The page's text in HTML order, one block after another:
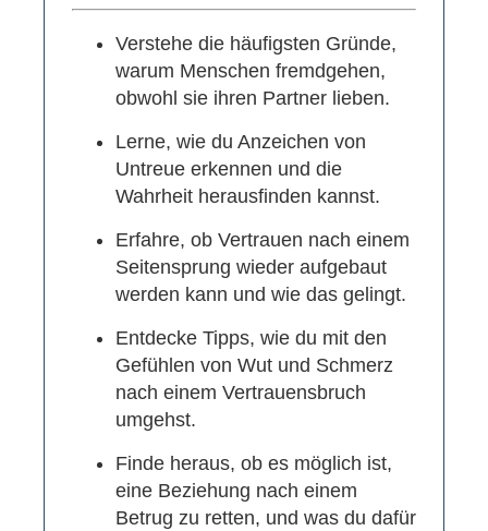
Verstehe die häufigsten Gründe,
warum Menschen fremdgehen,
obwohl sie ihren Partner lieben.
Lerne, wie du Anzeichen von
Untreue erkennen und die
Wahrheit herausfinden kannst.
Erfahre, ob Vertrauen nach einem
Seitensprung wieder aufgebaut
werden kann und wie das gelingt.
Entdecke Tipps, wie du mit den
Gefühlen von Wut und Schmerz
nach einem Vertrauensbruch
umgehst.
Finde heraus, ob es möglich ist,
eine Beziehung nach einem
Betrug zu retten, und was du dafür